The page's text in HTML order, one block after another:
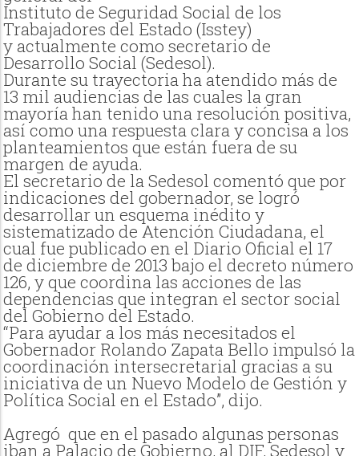
Instituto de Seguridad Social de los
Trabajadores del Estado (Isstey)
y actualmente como secretario de
Desarrollo Social (Sedesol).
Durante su trayectoria ha atendido más de
13 mil audiencias de las cuales la gran
mayoría han tenido una resolución positiva,
así como una respuesta clara y concisa a los
planteamientos que están fuera de su
margen de ayuda.
El secretario de la Sedesol comentó que por
indicaciones del gobernador, se logró
desarrollar un esquema inédito y
sistematizado de Atención Ciudadana, el
cual fue publicado en el Diario Oficial el 17
de diciembre de 2013 bajo el decreto número
126, y que coordina las acciones de las
dependencias que integran el sector social
del Gobierno del Estado.
“Para ayudar a los más necesitados el
Gobernador Rolando Zapata Bello impulsó la
coordinación intersecretarial gracias a su
iniciativa de un Nuevo Modelo de Gestión y
Política Social en el Estado”, dijo.
Agregó que en el pasado algunas personas
iban a Palacio de Gobierno, al DIF, Sedesol y